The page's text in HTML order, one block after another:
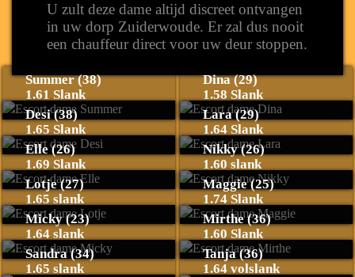
U zult deze dame altijd discreet ontvangen
in uw dorp Zuiderwoude. Er zal dus nooit
een chauffeur direct voor uw deur stoppen.
Summer (38)
1.61 Slank
Dina (29)
1.58 Slank
Desi (38)
1.65 Slank
Lara (29)
1.64 Slank
Elle (26)
1.69 Slank
Nikky (26)
1.60 slank
Lotje (27)
1.65 slank
Maggie (25)
1.74 Slank
Micky (23)
1.64 slank
Mirthe (36)
1.60 Slank
Sandra (34)
1.65 slank
Tanja (36)
1.64 volslank